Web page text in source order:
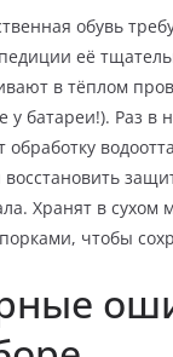
обувь
её
в тёплом
батареи!). Раз в
обработку
Хранят в сухом
чтобы